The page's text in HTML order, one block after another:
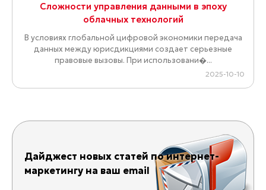
Сложности управления данными в эпоху
облачных технологий
В условиях глобальной цифровой экономики передача
данных между юрисдикциями создает серьезные
правовые вызовы. При использовани�...
2025-10-10
Дайджест новых статей по интернет-
маркетингу на ваш email